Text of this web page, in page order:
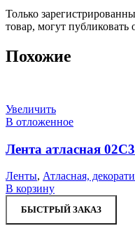
Только
товар, могут публиковать
Похожие
Увеличить
В отложенное
Лента атласная
Ленты, Атласная,
В корзину
БЫСТРЫЙ ЗАКАЗ